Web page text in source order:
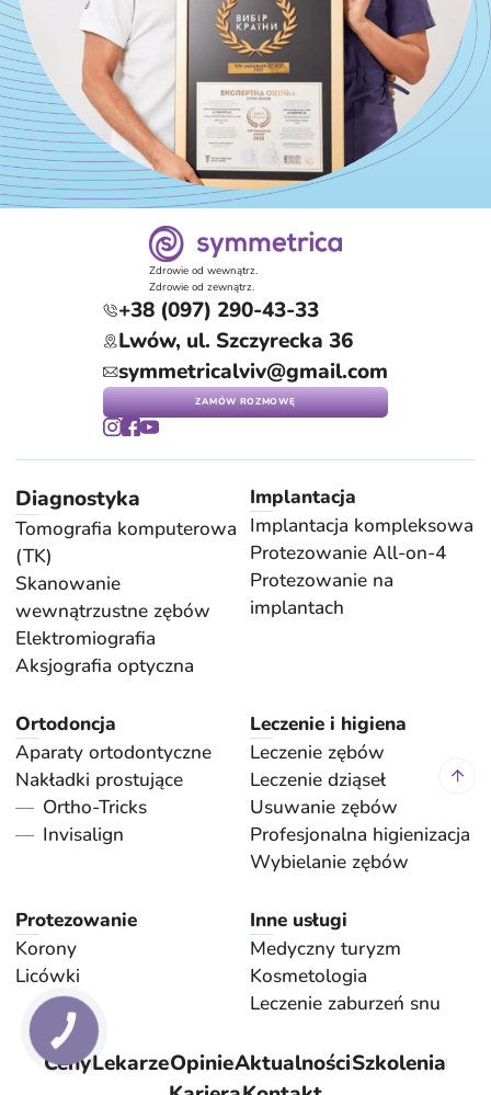
Zdrowie od wewnątrz.
Zdrowie od zewnątrz.
+38 (097) 290-43-33
Lwów, ul. Szczyrecka 36
symmetricalviv@gmail.com
ZAMÓW ROZMOWĘ
Diagnostyka
Tomografia komputerowa
(TK)
Skanowanie
wewnątrzustne zębów
Elektromiografia
Aksjografia optyczna
Implantacja
Implantacja kompleksowa
Protezowanie All-on-4
Protezowanie na
implantach
Ortodoncja
Aparaty ortodontyczne
Nakładki prostujące
Ortho-Tricks
Invisalign
Leczenie i higiena
Leczenie zębów
Leczenie dziąseł
Usuwanie zębów
Profesjonalna higienizacja
Wybielanie zębów
Protezowanie
Korony
Licówki
Inne usługi
Medyczny turyzm
Kosmetologia
Leczenie zaburzeń snu
CenyLekarzeOpinieAktualnościSzkolenia
КНОПКА
ЗВ'ЯЗКУ